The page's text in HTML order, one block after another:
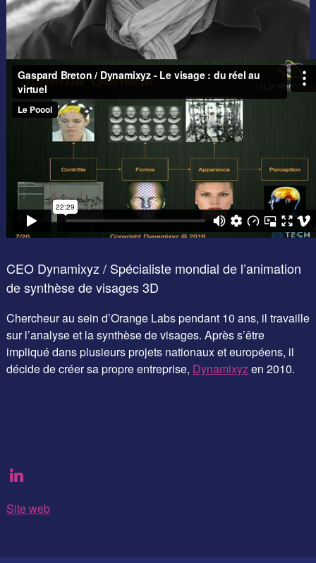
CEO Dynamixyz / Spécialiste mondial de l’animation
de synthèse de visages 3D
Chercheur au sein d’Orange Labs pendant 10 ans, il travaille
sur l’analyse et la synthèse de visages. Après s’être
impliqué dans plusieurs projets nationaux et européens, il
décide de créer sa propre entreprise, Dynamixyzen 2010.
Site web